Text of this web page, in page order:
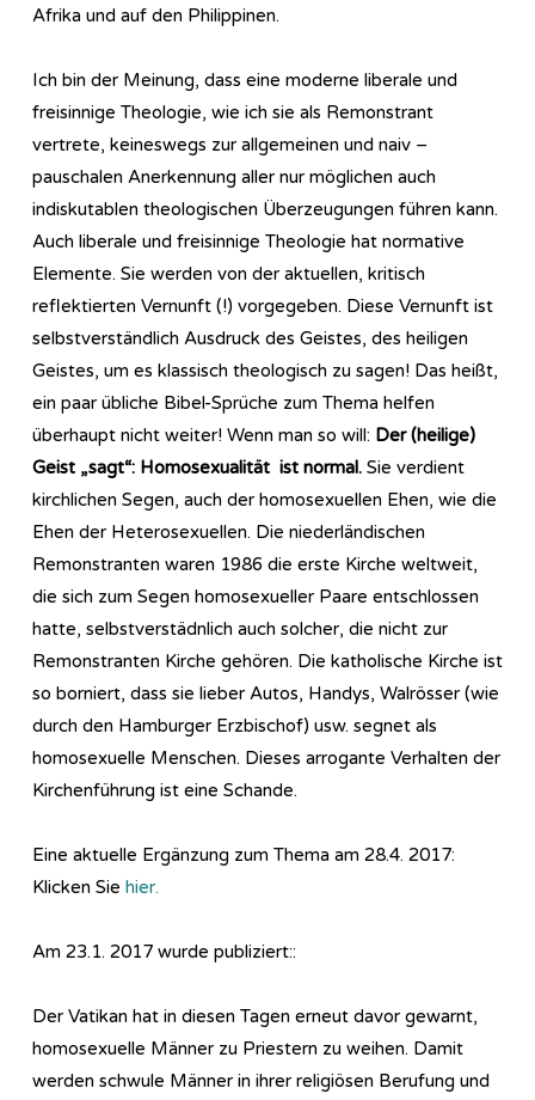
Afrika und auf den Philippinen.
Ich bin der Meinung, dass eine moderne liberale und
freisinnige Theologie, wie ich sie als Remonstrant
vertrete, keineswegs zur allgemeinen und naiv –
pauschalen Anerkennung aller nur möglichen auch
indiskutablen theologischen Überzeugungen führen kann.
Auch liberale und freisinnige Theologie hat normative
Elemente. Sie werden von der aktuellen, kritisch
reflektierten Vernunft (!) vorgegeben. Diese Vernunft ist
selbstverständlich Ausdruck des Geistes, des heiligen
Geistes, um es klassisch theologisch zu sagen! Das heißt,
ein paar übliche Bibel-Sprüche zum Thema helfen
überhaupt nicht weiter! Wenn man so will: Der (heilige)
Geist „sagt“: Homosexualität ist normal. Sie verdient
kirchlichen Segen, auch der homosexuellen Ehen, wie die
Ehen der Heterosexuellen. Die niederländischen
Remonstranten waren 1986 die erste Kirche weltweit,
die sich zum Segen homosexueller Paare entschlossen
hatte, selbstverstädnlich auch solcher, die nicht zur
Remonstranten Kirche gehören. Die katholische Kirche ist
so borniert, dass sie lieber Autos, Handys, Walrösser (wie
durch den Hamburger Erzbischof) usw. segnet als
homosexuelle Menschen. Dieses arrogante Verhalten der
Kirchenführung ist eine Schande.
Eine aktuelle Ergänzung zum Thema am 28.4. 2017:
Klicken Sie hier.
Am 23.1. 2017 wurde publiziert::
Der Vatikan hat in diesen Tagen erneut davor gewarnt,
homosexuelle Männer zu Priestern zu weihen. Damit
werden schwule Männer in ihrer religiösen Berufung und